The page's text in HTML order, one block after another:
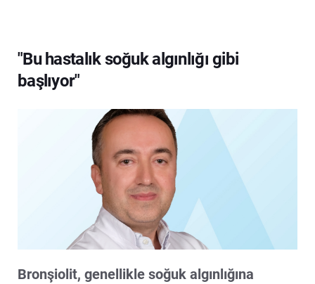
"Bu hastalık soğuk algınlığı gibi
başlıyor"
Bronşiolit, genellikle soğuk algınlığına